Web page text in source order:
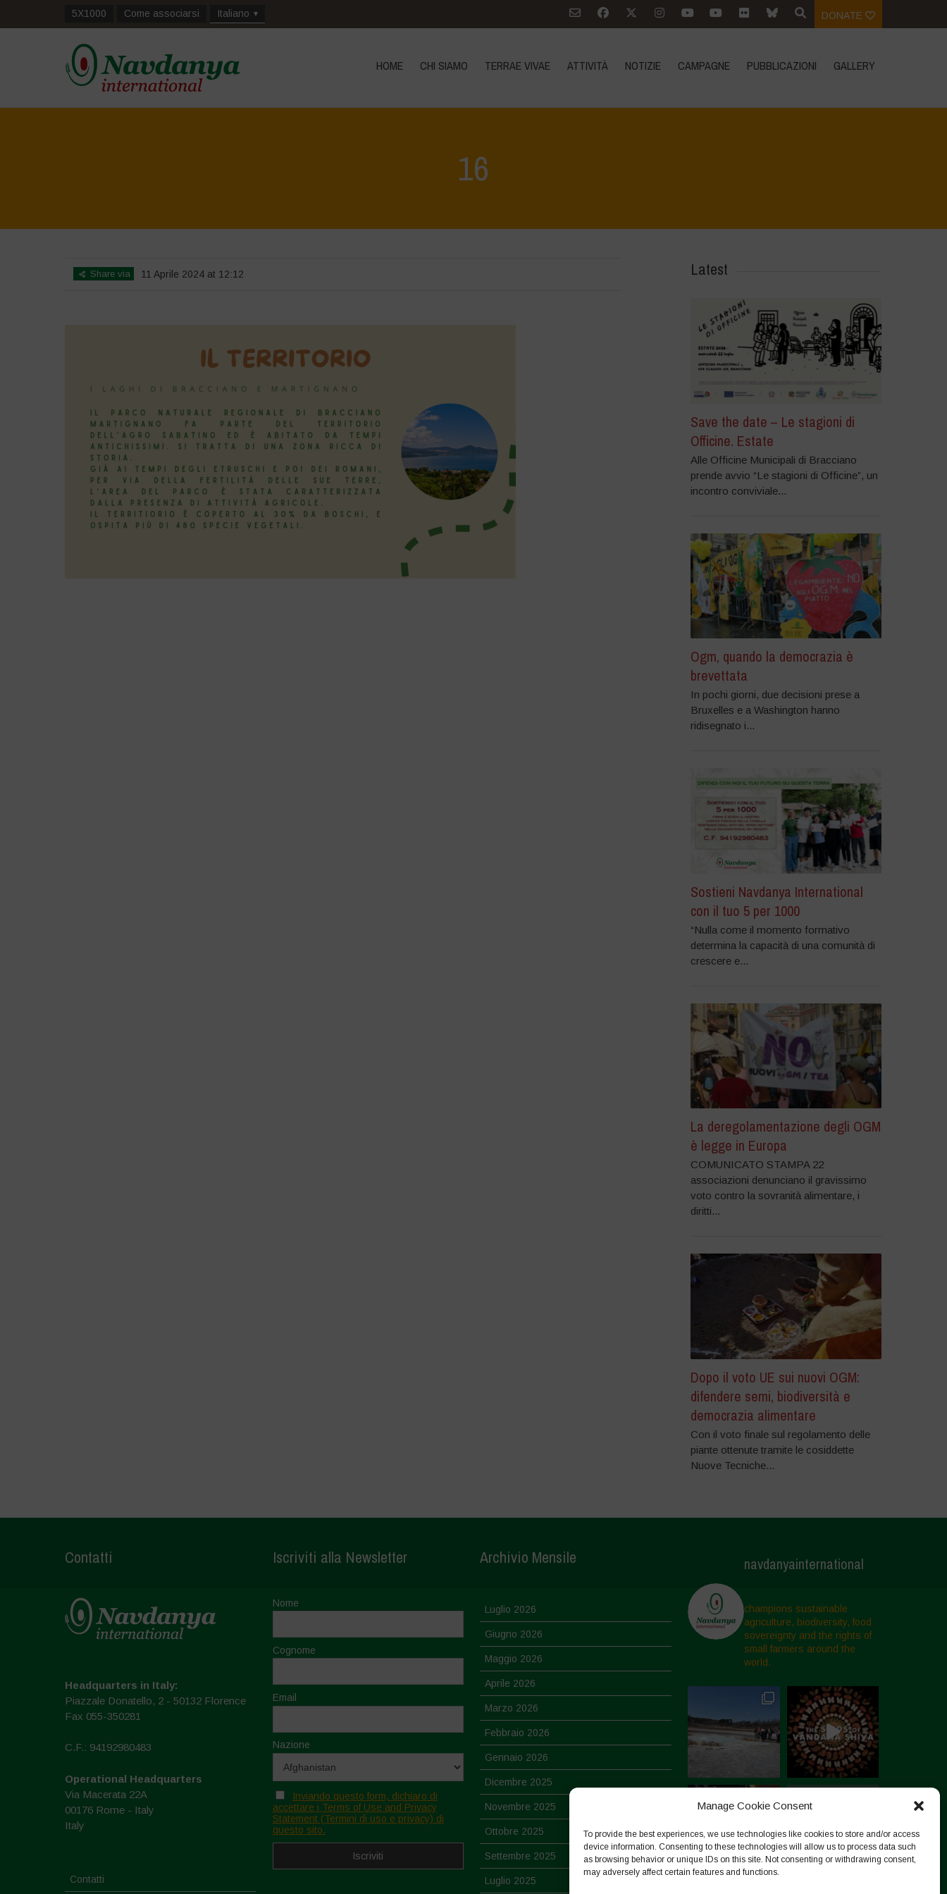
Manage Cookie Consent
To provide the best experiences, we use technologies like cookies to store and/or access
device information. Consenting to these technologies will allow us to process data such
as browsing behavior or unique IDs on this site. Not consenting or withdrawing consent,
may adversely affect certain features and functions.
5X1000 Come associarsi Italiano DONATE
HOME CHI SIAMO TERRAE VIVAE ATTIVITÀ NOTIZIE CAMPAGNE PUBBLICAZIONI GALLERY
16
Share via 11 Aprile 2024 at 12:12 Latest
Save the date – Le stagioni di
Officine. Estate
Alle Officine Municipali di Bracciano
prende avvio “Le stagioni di Officine”, un
incontro conviviale...
Ogm, quando la democrazia è
brevettata
In pochi giorni, due decisioni prese a
Bruxelles e a Washington hanno
ridisegnato i...
Sostieni Navdanya International
con il tuo 5 per 1000
“Nulla come il momento formativo
determina la capacità di una comunità di
crescere e...
La deregolamentazione degli OGM
è legge in Europa
COMUNICATO STAMPA 22
associazioni denunciano il gravissimo
voto contro la sovranità alimentare, i
diritti...
Dopo il voto UE sui nuovi OGM:
difendere semi, biodiversità e
democrazia alimentare
Con il voto finale sul regolamento delle
piante ottenute tramite le cosiddette
Nuove Tecniche...
Contatti
Headquarters in Italy:
Piazzale Donatello, 2 - 50132 Florence
Fax 055-350281
C.F.: 94192980483
Operational Headquarters
Via Macerata 22A
00176 Rome - Italy
Italy
Contatti
Iscriviti alla Newsletter
Nome
Cognome
Email
Nazione
Inviando questo form, dichiaro di
accettare i Terms of Use and Privacy
Statement (Termini di uso e privacy) di
questo sito.
Archivio Mensile
Luglio 2026
Giugno 2026
Maggio 2026
Aprile 2026
Marzo 2026
Febbraio 2026
Gennaio 2026
Dicembre 2025
Novembre 2025
Ottobre 2025
Settembre 2025
Luglio 2025
navdanyainternational
champions sustainable
agriculture, biodiversity, food
sovereignty and the rights of
small farmers around the
world.